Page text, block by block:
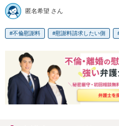
匿名希望 さん
不倫慰謝料 慰謝料請求したい側